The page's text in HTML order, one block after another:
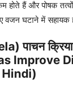
होते हैं और पोषक
वजन घटाने में सहायक
पाचन
Improve